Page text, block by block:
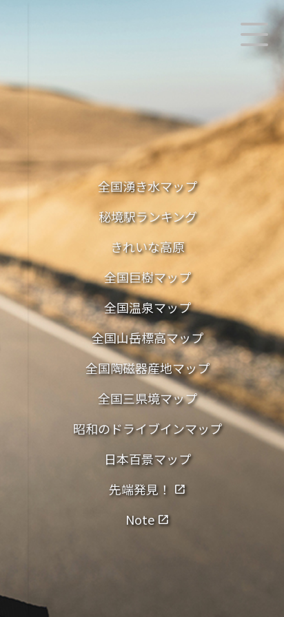
全国湧き水マップ
秘境駅ランキング
きれいな高原
全国巨樹マップ
全国温泉マップ
全国山岳標高マップ
全国陶磁器産地マップ
全国三県境マップ
昭和のドライブインマップ
日本百景マップ
先端発見！ open_in_new
Note open_in_new